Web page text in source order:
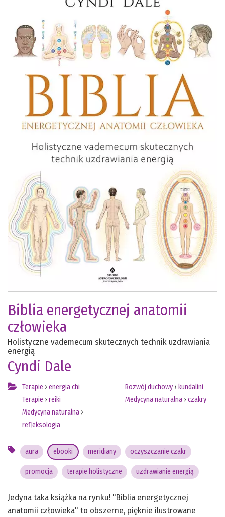
Biblia energetycznej anatomii
człowieka
Holistyczne vademecum skutecznych technik uzdrawiania
energią
Cyndi Dale
Terapie › energia chi
Terapie › reiki
Medycyna naturalna ›
refleksologia
Rozwój duchowy› kundalini
Medycyna naturalna› czakry
aura ebooki meridiany oczyszczanie czakr
promocja terapie holistyczne uzdrawianie energią
Jedyna taka książka na rynku! "Biblia energetycznej
anatomii człowieka" to obszerne, pięknie ilustrowane